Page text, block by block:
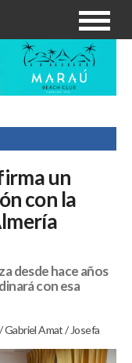
un
con la
desde hace años
con esa
/Gabriel Amat/ Josefa